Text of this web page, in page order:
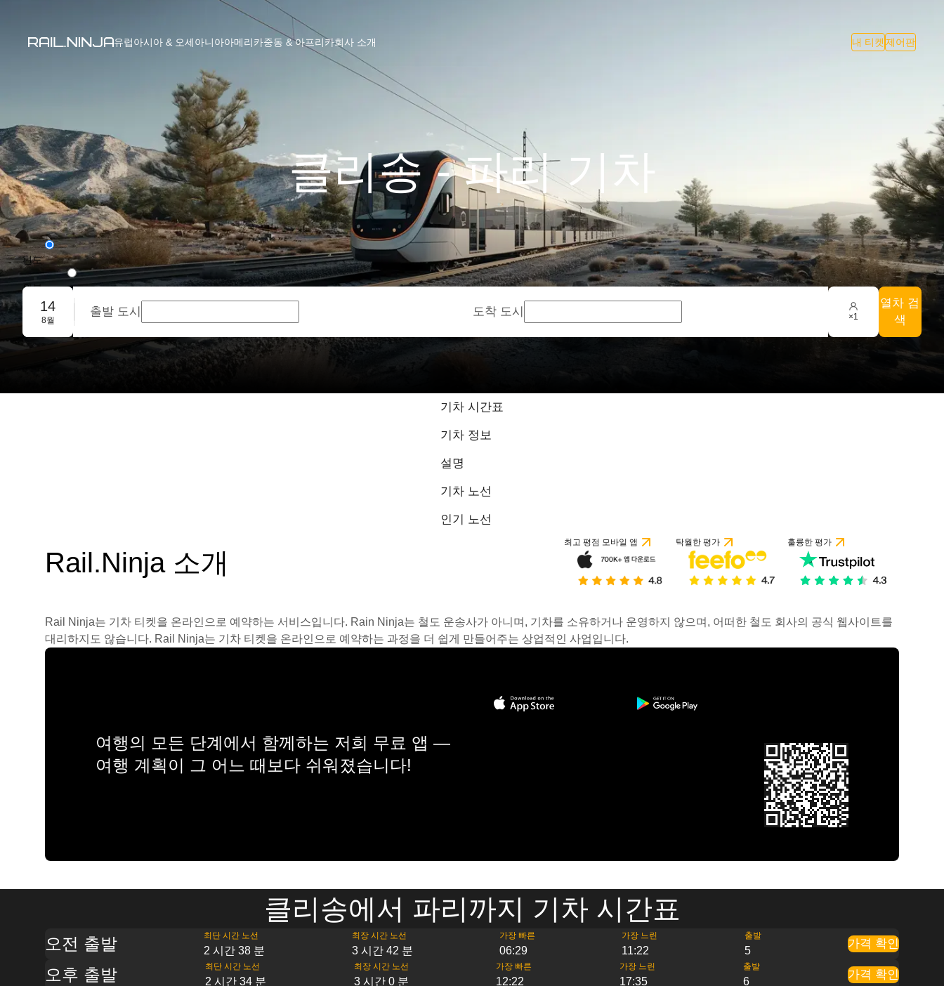
유럽아시아 & 오세아니아아메리카중동 & 아프리카회사 소개 내 티켓 제어판
클리송 - 파리 기차
편도
왕복
단체 예약
14
8월
출발 도시 도착 도시 ×1
열차 검
색
기차 시간표
기차 정보
설명
기차 노선
인기 노선
Rail.Ninja 소개
최고 평점 모바일 앱 탁월한 평가 훌륭한 평가
Rail Ninja는 기차 티켓을 온라인으로 예약하는 서비스입니다. Rain Ninja는 철도 운송사가 아니며, 기차를 소유하거나 운영하지 않으며, 어떠한 철도 회사의 공식 웹사이트를
대리하지도 않습니다. Rail Ninja는 기차 티켓을 온라인으로 예약하는 과정을 더 쉽게 만들어주는 상업적인 사업입니다.
여행의 모든 단계에서 함께하는 저희 무료 앱 —
여행 계획이 그 어느 때보다 쉬워졌습니다!
클리송에서 파리까지 기차 시간표
오전 출발 최단 시간 노선
2 시간 38 분
최장 시간 노선
3 시간 42 분
가장 빠른
06:29
가장 느린
11:22
출발
5
가격 확인
오후 출발 최단 시간 노선
2 시간 34 분
최장 시간 노선
3 시간 0 분
가장 빠른
12:22
가장 느린
17:35
출발
6
가격 확인